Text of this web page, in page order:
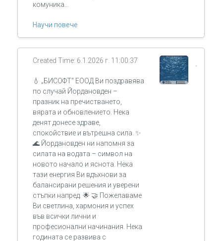
комуника...
Научи повече
Created Time: 6.1.2026 г. 11:00:37
💧 „БИСОФТ“ ЕООД Ви поздравява
по случай Йордановден –
празник на пречистването,
вярата и обновлението. Нека
денят донесе здраве,
спокойствие и вътрешна сила. ✨
🌊 Йордановден ни напомня за
силата на водата – символ на
новото начало и яснота. Нека
тази енергия Ви вдъхнови за
балансирани решения и уверени
стъпки напред. 🌟 🤝 Пожелаваме
Ви светлина, хармония и успех
във всички лични и
професионални начинания. Нека
годината се развива с